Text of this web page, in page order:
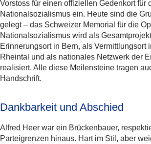
Vorstoss für einen offiziellen Gedenkort für
Nationalsozialismus ein. Heute sind die
gelegt – das Schweizer Memorial für die
Nationalsozialismus wird als
Erinnerungsort in Bern, als Vermittlungsort
Rheintal und als nationales Netzwerk der
realisiert. Alle diese Meilensteine tragen
Handschrift.
Dankbarkeit und Abschied
Alfred Heer war ein Brückenbauer,
Parteigrenzen hinaus. Hart im Stil, aber